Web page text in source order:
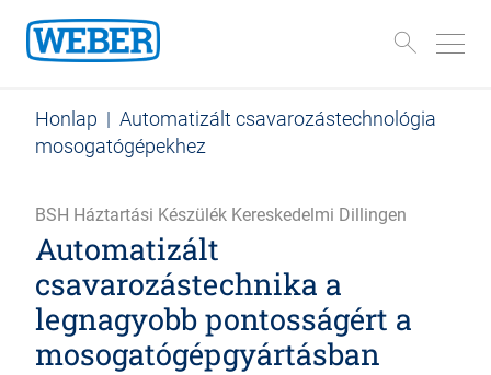
Honlap | Automatizált csavarozástechnológia
mosogatógépekhez
BSH Háztartási Készülék Kereskedelmi Dillingen
Automatizált
csavarozástechnika a
legnagyobb pontosságért a
mosogatógépgyártásban